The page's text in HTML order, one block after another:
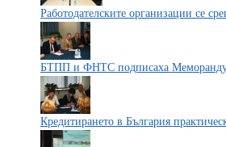
Работодателските организации се
БТПП и ФНТС подписаха Меморандум
Кредитирането в България